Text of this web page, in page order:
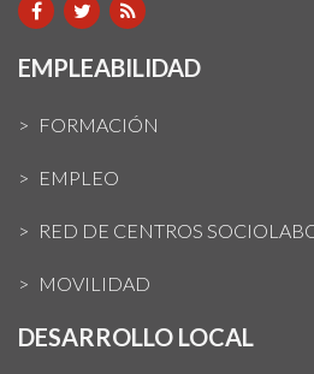
EMPLEABILIDAD
FORMACIÓN
EMPLEO
RED DE CENTROS
MOVILIDAD
DESARROLLO LOCAL